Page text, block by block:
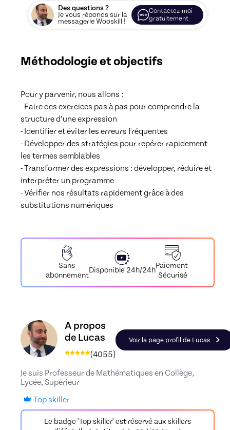
Des questions ?
Je vous réponds sur la
messagerie Wooskill !
Contactez-moi
gratuitement
Méthodologie et objectifs
Pour y parvenir, nous allons :
- Faire des exercices pas à pas pour comprendre la
structure d’une expression
- Identifier et éviter les erreurs fréquentes
- Développer des stratégies pour repérer rapidement
les termes semblables
- Transformer des expressions : développer, réduire et
interpréter un programme
- Vérifier nos résultats rapidement grâce à des
substitutions numériques
Sans
abonnement
Disponible 24h/24h
Paiement
Sécurisé
Découvrez le profil de Lucas, Skiller en Maths
A propos
de Lucas
(4055)
Voir la page profil de Lucas
Je suis Professeur de Mathématiques en Collège,
Lycée, Supérieur
Top skiller
Le badge 'Top skiller' est réservé aux skillers